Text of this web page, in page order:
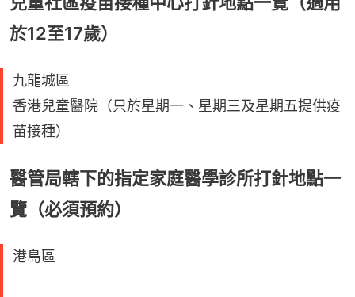
於12至17歲）
九龍城區
香港兒童醫院（只於星期一、星期三及星期五提供疫
苗接種）
醫管局轄下的指定家庭醫學診所打針地點一
覽（必須預約）
港島區